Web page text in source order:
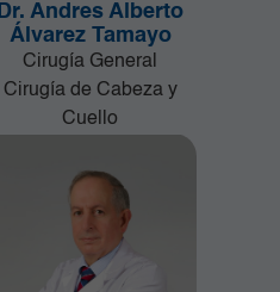
Dr. Andres Alberto
Álvarez Tamayo
Cirugía General
Cirugía de Cabeza y
Cuello